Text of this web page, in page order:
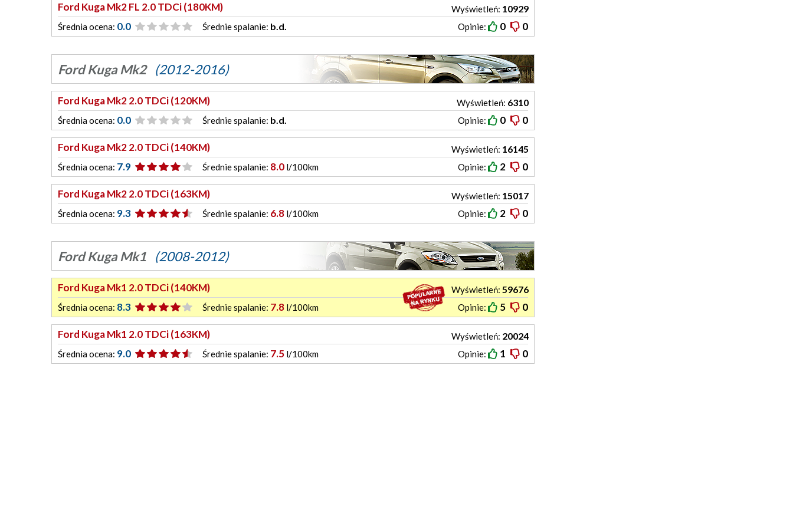
Ford Kuga Mk2 FL 2.0 TDCi (180KM)
Średnia ocena: 0.0 Średnie spalanie: b.d. Opinie: 0 0
Wyświetleń: 10929
Ford Kuga Mk2 (2012-2016)
Ford Kuga Mk2 2.0 TDCi (120KM)
Średnia ocena: 0.0 Średnie spalanie: b.d. Opinie: 0 0
Wyświetleń: 6310
Ford Kuga Mk2 2.0 TDCi (140KM)
Średnia ocena: 7.9 Średnie spalanie: 8.0 l/100km Opinie: 2 0
Wyświetleń: 16145
Ford Kuga Mk2 2.0 TDCi (163KM)
Średnia ocena: 9.3 Średnie spalanie: 6.8 l/100km Opinie: 2 0
Wyświetleń: 15017
Ford Kuga Mk1 (2008-2012)
Ford Kuga Mk1 2.0 TDCi (140KM)
Średnia ocena: 8.3 Średnie spalanie: 7.8 l/100km Opinie: 5 0
Wyświetleń: 59676
Ford Kuga Mk1 2.0 TDCi (163KM)
Średnia ocena: 9.0 Średnie spalanie: 7.5 l/100km Opinie: 1 0
Wyświetleń: 20024